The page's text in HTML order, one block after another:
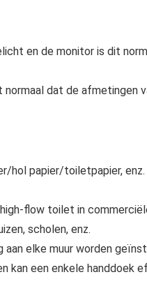
en de monitor is dit
dat de afmetingen
hol papier/toiletpapier, enz.
flow toilet in
scholen, enz.
elke muur worden
kan een enkele handdoek